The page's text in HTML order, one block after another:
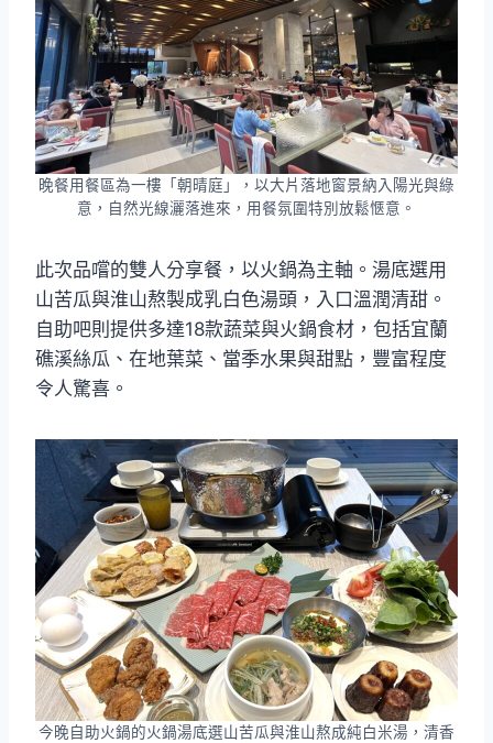
晚餐用餐區為一樓「朝晴庭」，以大片落地窗景納入陽光與綠
意，自然光線灑落進來，用餐氛圍特別放鬆愜意。
此次品嚐的雙人分享餐，以火鍋為主軸。湯底選用
山苦瓜與淮山熬製成乳白色湯頭，入口溫潤清甜。
自助吧則提供多達18款蔬菜與火鍋食材，包括宜蘭
礁溪絲瓜、在地葉菜、當季水果與甜點，豐富程度
令人驚喜。
今晚自助火鍋的火鍋湯底選山苦瓜與淮山熬成純白米湯，清香